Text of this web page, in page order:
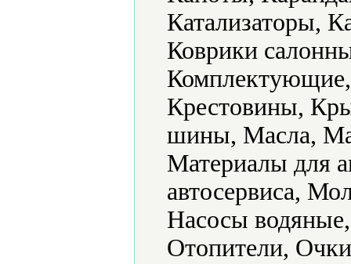
Катализаторы,
Коврики
Крестовины,
шины, Масла,
Материалы для
автосервиса,
Насосы
Отопители,